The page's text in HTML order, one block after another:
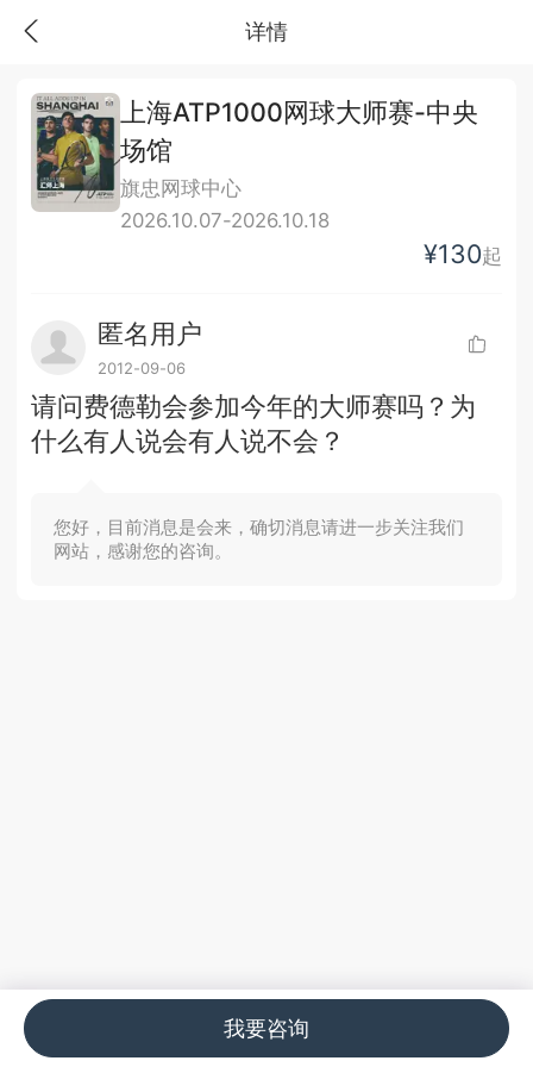
详情
上海ATP1000网球大师赛-中央
场馆
旗忠网球中心
2026.10.07-2026.10.18
¥130起
匿名用户
2012-09-06
请问费德勒会参加今年的大师赛吗？为
什么有人说会有人说不会？
您好，目前消息是会来，确切消息请进一步关注我们
网站，感谢您的咨询。
我要咨询